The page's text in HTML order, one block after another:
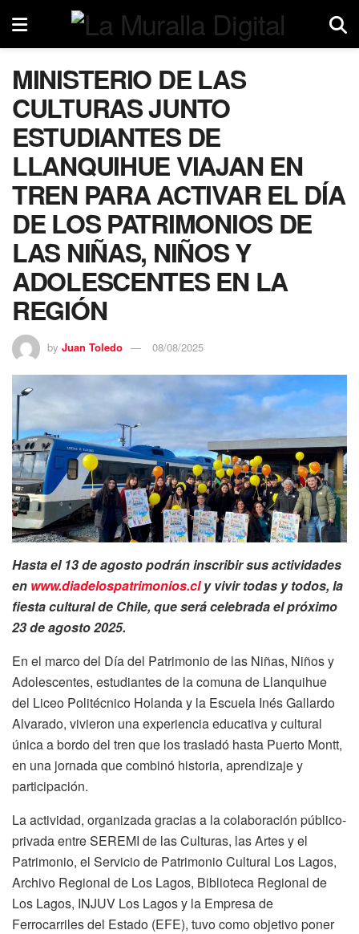
MINISTERIO DE LAS
CULTURAS JUNTO
ESTUDIANTES DE
LLANQUIHUE VIAJAN EN
TREN PARA ACTIVAR EL DÍA
DE LOS PATRIMONIOS DE
LAS NIÑAS, NIÑOS Y
ADOLESCENTES EN LA
REGIÓN
by Juan Toledo 08/08/2025
Hasta el 13 de agosto podrán inscribir sus actividades
en www.diadelospatrimonios.cly vivir todas y todos, la
fiesta cultural de Chile, que será celebrada el próximo
23 de agosto 2025.
En el marco del Día del Patrimonio de las Niñas, Niños y
Adolescentes, estudiantes de la comuna de Llanquihue
del Liceo Politécnico Holanda y la Escuela Inés Gallardo
Alvarado, vivieron una experiencia educativa y cultural
única a bordo del tren que los trasladó hasta Puerto Montt,
en una jornada que combinó historia, aprendizaje y
participación.
La actividad, organizada gracias a la colaboración público-
privada entre SEREMI de las Culturas, las Artes y el
Patrimonio, el Servicio de Patrimonio Cultural Los Lagos,
Archivo Regional de Los Lagos, Biblioteca Regional de
Los Lagos, INJUV Los Lagos y la Empresa de
Ferrocarriles del Estado (EFE), tuvo como objetivo poner